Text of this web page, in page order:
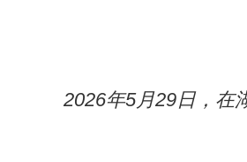
2026年5月29日，在